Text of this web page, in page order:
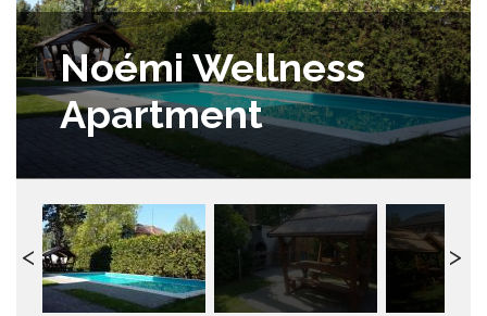
Noémi Wellness
Apartment